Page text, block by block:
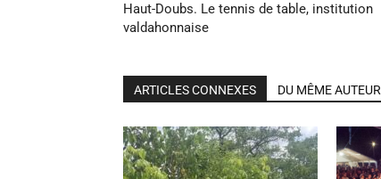
Haut-Doubs. Le tennis de table, institution
valdahonnaise
ARTICLES CONNEXES DU MÊME AUTEUR